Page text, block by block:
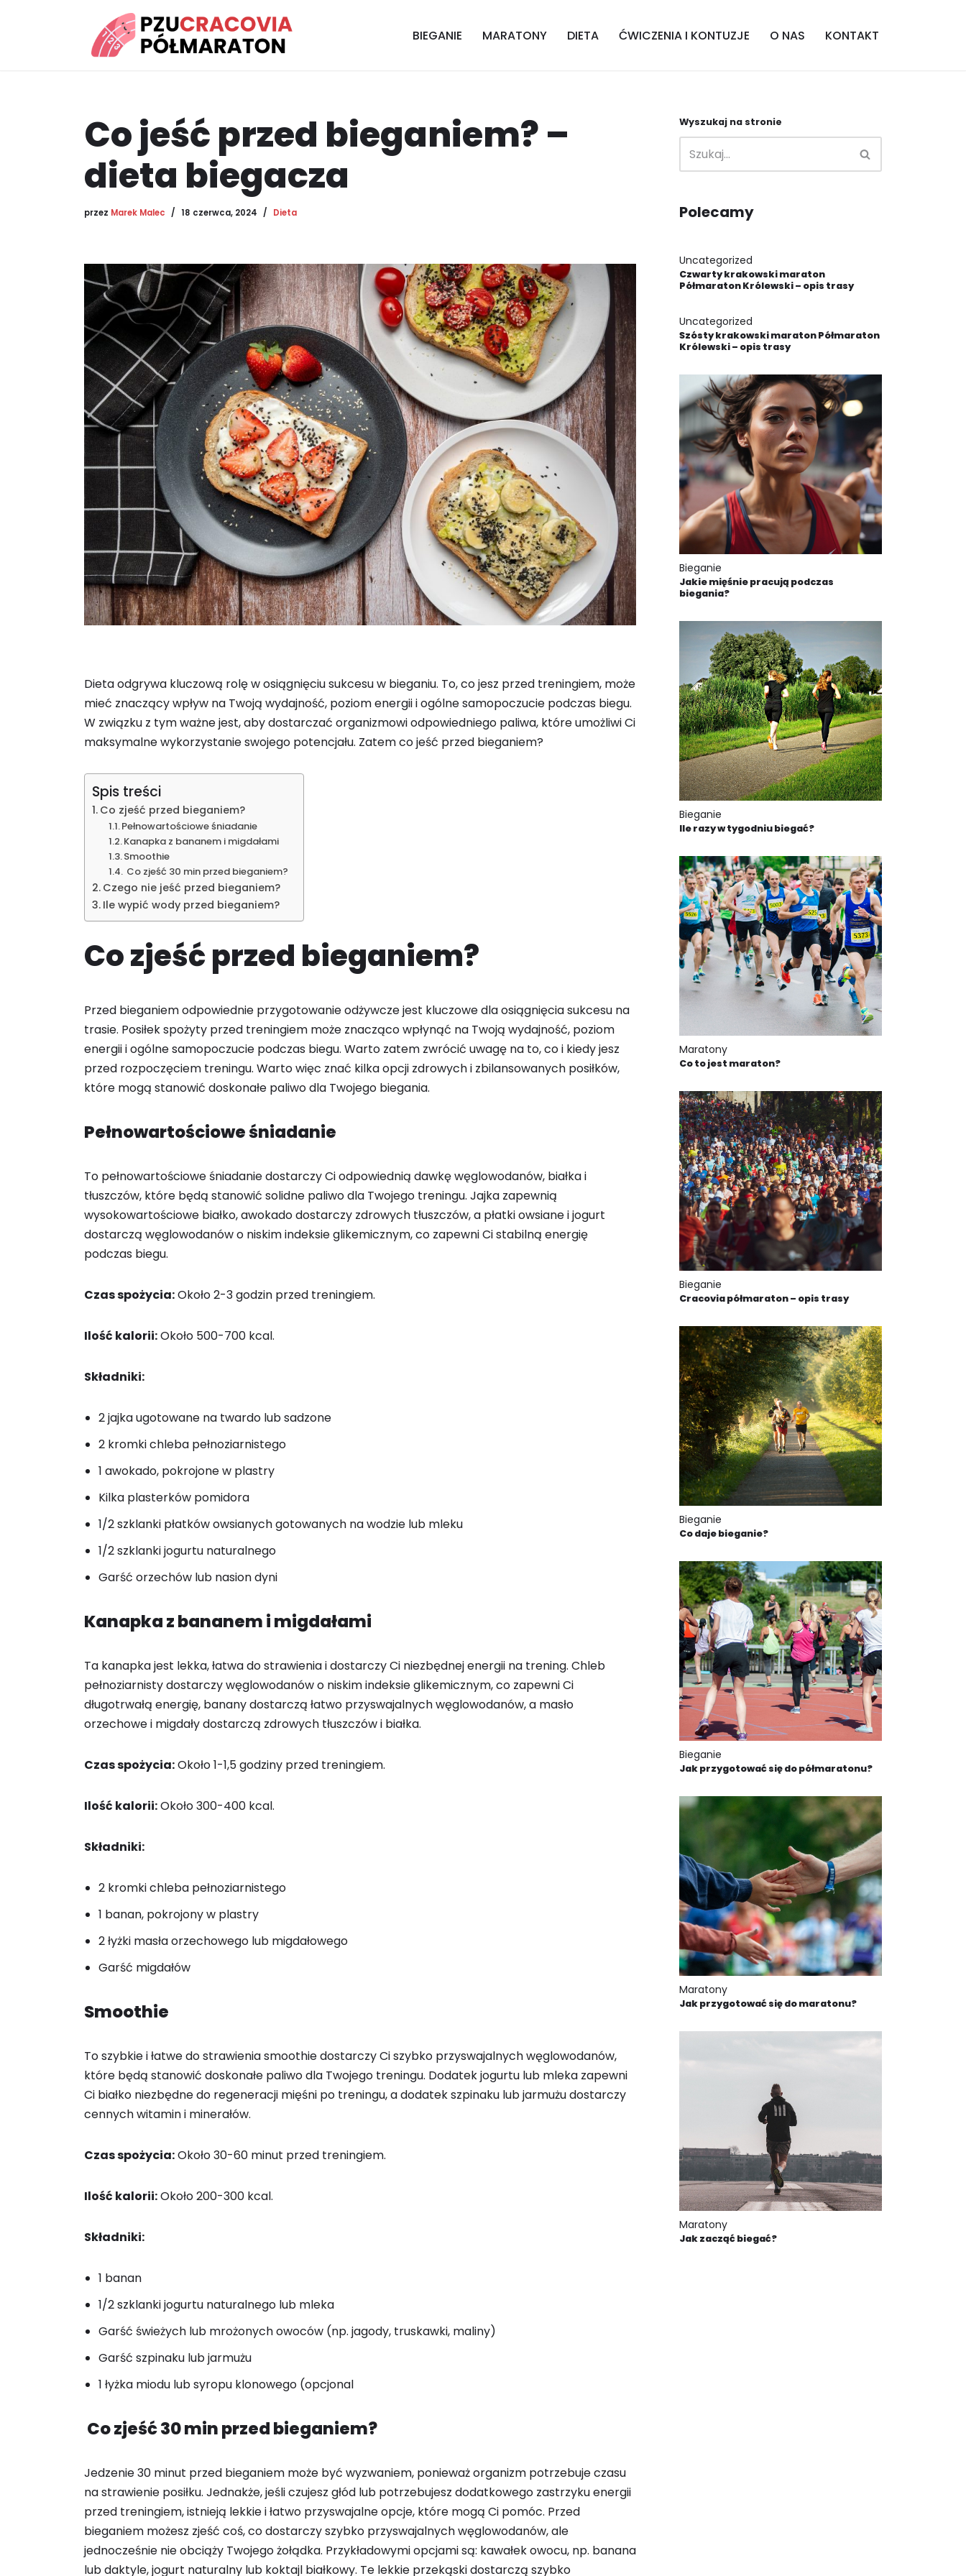
BIEGANIE MARATONY DIETA ĆWICZENIA I KONTUZJE O NAS KONTAKT
Co jeść przed bieganiem? –
dieta biegacza
przez Marek Malec 18 czerwca, 2024 Dieta
Dieta odgrywa kluczową rolę w osiągnięciu sukcesu w bieganiu. To, co jesz przed treningiem, może
mieć znaczący wpływ na Twoją wydajność, poziom energii i ogólne samopoczucie podczas biegu.
W związku z tym ważne jest, aby dostarczać organizmowi odpowiedniego paliwa, które umożliwi Ci
maksymalne wykorzystanie swojego potencjału. Zatem co jeść przed bieganiem?
Spis treści
Co zjeść przed bieganiem?
Pełnowartościowe śniadanie
Kanapka z bananem i migdałami
Smoothie
Co zjeść 30 min przed bieganiem?
Czego nie jeść przed bieganiem?
Ile wypić wody przed bieganiem?
Co zjeść przed bieganiem?
Przed bieganiem odpowiednie przygotowanie odżywcze jest kluczowe dla osiągnięcia sukcesu na
trasie. Posiłek spożyty przed treningiem może znacząco wpłynąć na Twoją wydajność, poziom
energii i ogólne samopoczucie podczas biegu. Warto zatem zwrócić uwagę na to, co i kiedy jesz
przed rozpoczęciem treningu. Warto więc znać kilka opcji zdrowych i zbilansowanych posiłków,
które mogą stanowić doskonałe paliwo dla Twojego biegania.
Pełnowartościowe śniadanie
To pełnowartościowe śniadanie dostarczy Ci odpowiednią dawkę węglowodanów, białka i
tłuszczów, które będą stanowić solidne paliwo dla Twojego treningu. Jajka zapewnią
wysokowartościowe białko, awokado dostarczy zdrowych tłuszczów, a płatki owsiane i jogurt
dostarczą węglowodanów o niskim indeksie glikemicznym, co zapewni Ci stabilną energię
podczas biegu.
Czas spożycia:Około 2-3 godzin przed treningiem.
Ilość kalorii:Około 500-700 kcal.
Składniki:
2 jajka ugotowane na twardo lub sadzone
2 kromki chleba pełnoziarnistego
1 awokado, pokrojone w plastry
Kilka plasterków pomidora
1/2 szklanki płatków owsianych gotowanych na wodzie lub mleku
1/2 szklanki jogurtu naturalnego
Garść orzechów lub nasion dyni
Kanapka z bananem i migdałami
Ta kanapka jest lekka, łatwa do strawienia i dostarczy Ci niezbędnej energii na trening. Chleb
pełnoziarnisty dostarczy węglowodanów o niskim indeksie glikemicznym, co zapewni Ci
długotrwałą energię, banany dostarczą łatwo przyswajalnych węglowodanów, a masło
orzechowe i migdały dostarczą zdrowych tłuszczów i białka.
Czas spożycia:Około 1-1,5 godziny przed treningiem.
Ilość kalorii:Około 300-400 kcal.
Składniki:
2 kromki chleba pełnoziarnistego
1 banan, pokrojony w plastry
2 łyżki masła orzechowego lub migdałowego
Garść migdałów
Smoothie
To szybkie i łatwe do strawienia smoothie dostarczy Ci szybko przyswajalnych węglowodanów,
które będą stanowić doskonałe paliwo dla Twojego treningu. Dodatek jogurtu lub mleka zapewni
Ci białko niezbędne do regeneracji mięśni po treningu, a dodatek szpinaku lub jarmużu dostarczy
cennych witamin i minerałów.
Czas spożycia:Około 30-60 minut przed treningiem.
Ilość kalorii:Około 200-300 kcal.
Składniki:
1 banan
1/2 szklanki jogurtu naturalnego lub mleka
Garść świeżych lub mrożonych owoców (np. jagody, truskawki, maliny)
Garść szpinaku lub jarmużu
1 łyżka miodu lub syropu klonowego (opcjonal
Co zjeść 30 min przed bieganiem?
Jedzenie 30 minut przed bieganiem może być wyzwaniem, ponieważ organizm potrzebuje czasu
na strawienie posiłku. Jednakże, jeśli czujesz głód lub potrzebujesz dodatkowego zastrzyku energii
przed treningiem, istnieją lekkie i łatwo przyswajalne opcje, które mogą Ci pomóc. Przed
bieganiem możesz zjeść coś, co dostarczy szybko przyswajalnych węglowodanów, ale
jednocześnie nie obciąży Twojego żołądka. Przykładowymi opcjami są: kawałek owocu, np. banana
lub daktyle, jogurt naturalny lub koktajl białkowy. Te lekkie przekąski dostarczą szybko
Wyszukaj na stronie
Polecamy
Uncategorized
Czwarty krakowski maraton
Półmaraton Królewski – opis trasy
Uncategorized
Szósty krakowski maraton Półmaraton
Królewski – opis trasy
Bieganie
Jakie mięśnie pracują podczas
biegania?
Bieganie
Ile razy w tygodniu biegać?
Maratony
Co to jest maraton?
Bieganie
Cracovia półmaraton – opis trasy
Bieganie
Co daje bieganie?
Bieganie
Jak przygotować się do półmaratonu?
Maratony
Jak przygotować się do maratonu?
Maratony
Jak zacząć biegać?